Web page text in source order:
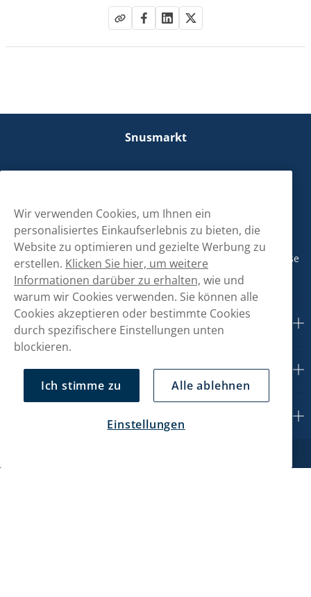
Snusmarkt
hallo@snusmarkt.ch
+410800561053
Mo/Di: 08:30-17 Uhr (Pause 12-13) Mi/Do: 10:30-19 Uhr (Pause
14-15) Fr: 09-17 Uhr (Pause 12-13)
Kundendienst
Mein Konto
Wir verwenden Cookies, um Ihnen ein
personalisiertes Einkaufserlebnis zu bieten, die
Website zu optimieren und gezielte Werbung zu
erstellen. Klicken Sie hier, um weitere
Informationen darüber zu erhalten, wie und
warum wir Cookies verwenden. Sie können alle
Cookies akzeptieren oder bestimmte Cookies
durch spezifischere Einstellungen unten
blockieren.
Ich stimme zu Alle ablehnen
Einstellungen